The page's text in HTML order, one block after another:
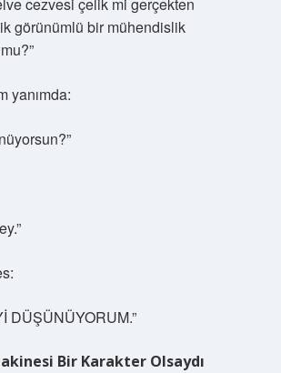
görünümlü bir mühendislik
yanımda:
DÜŞÜNÜYORUM.”
Bir Karakter Olsaydı